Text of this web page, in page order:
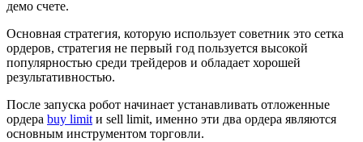
демо счете.
Основная стратегия, которую использует советник это сетка
ордеров, стратегия не первый год пользуется высокой
популярностью среди трейдеров и обладает хорошей
результативностью.
После запуска робот начинает устанавливать отложенные
ордера buy limit и sell limit, именно эти два ордера являются
основным инструментом торговли.